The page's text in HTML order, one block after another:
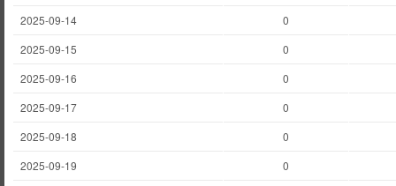
2025-09-14
0
2025-09-15
0
2025-09-16
0
2025-09-17
0
2025-09-18
0
2025-09-19
0